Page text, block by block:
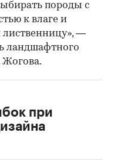
породы с
к влаге и
—
ландшафтного
Жогова.
при